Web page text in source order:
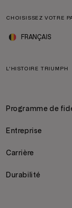
CHOISISSEZ VOTRE
FRANÇAIS
L'HISTOIRE TRIUMPH
Programme de
Entreprise
Carrière
Durabilité